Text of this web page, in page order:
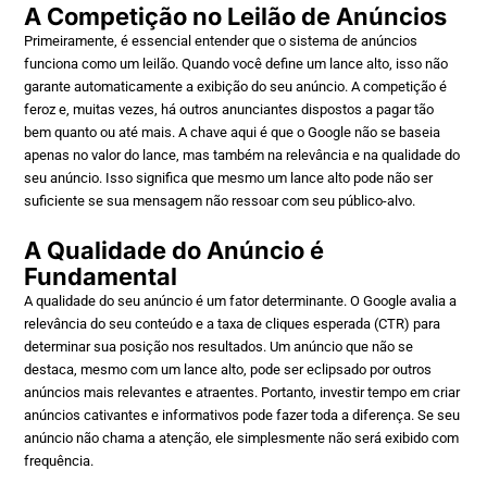
A Competição no Leilão de Anúncios
Primeiramente, é essencial entender que o sistema de anúncios
funciona como um leilão. Quando você define um lance alto, isso não
garante automaticamente a exibição do seu anúncio. A competição é
feroz e, muitas vezes, há outros anunciantes dispostos a pagar tão
bem quanto ou até mais. A chave aqui é que o Google não se baseia
apenas no valor do lance, mas também na relevância e na qualidade do
seu anúncio. Isso significa que mesmo um lance alto pode não ser
suficiente se sua mensagem não ressoar com seu público-alvo.
A Qualidade do Anúncio é
Fundamental
A qualidade do seu anúncio é um fator determinante. O Google avalia a
relevância do seu conteúdo e a taxa de cliques esperada (CTR) para
determinar sua posição nos resultados. Um anúncio que não se
destaca, mesmo com um lance alto, pode ser eclipsado por outros
anúncios mais relevantes e atraentes. Portanto, investir tempo em criar
anúncios cativantes e informativos pode fazer toda a diferença. Se seu
anúncio não chama a atenção, ele simplesmente não será exibido com
frequência.